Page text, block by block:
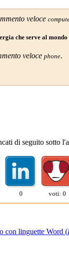
veloce
che serve al
veloce phone.
di seguito sotto
0 voti: 0
con linguette Word (